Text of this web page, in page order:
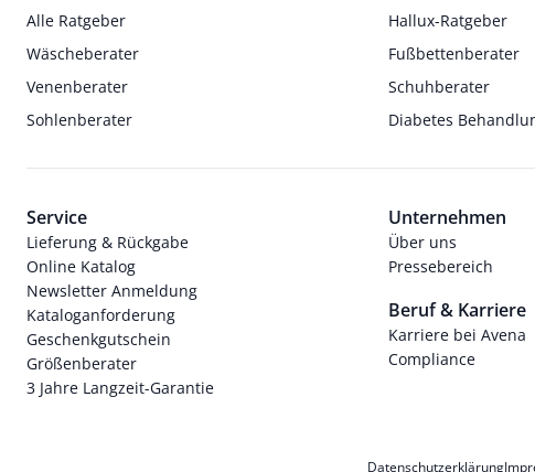
Alle Ratgeber
Hallux-Ratgeber
Wäscheberater
Fußbettenberater
Venenberater
Schuhberater
Sohlenberater
Diabetes
Service
Lieferung & Rückgabe
Online Katalog
Newsletter Anmeldung
Kataloganforderung
Geschenkgutschein
Größenberater
3 Jahre Langzeit-Garantie
Unternehmen
Über uns
Pressebereich
Beruf & Karriere
Karriere bei Avena
Compliance
Datenschutzerklärung